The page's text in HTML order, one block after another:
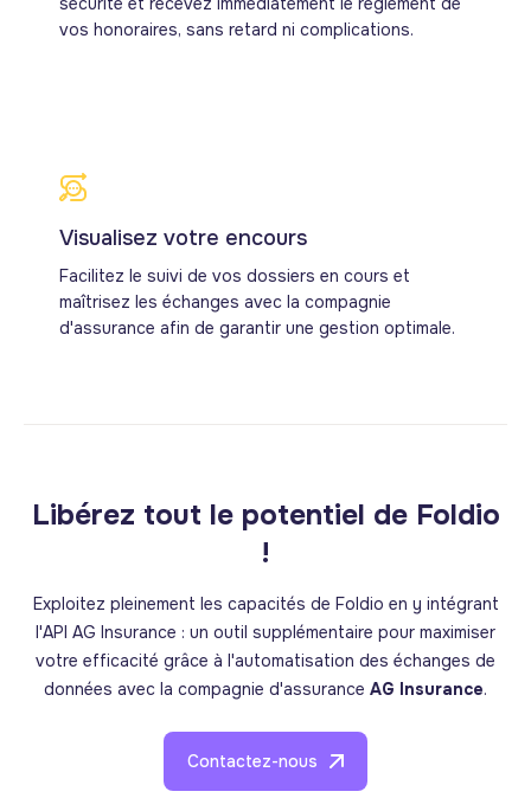
vos honoraires, sans retard ni complications.
Visualisez votre encours
Facilitez le suivi de vos dossiers en cours et
maîtrisez les échanges avec la compagnie
d'assurance afin de garantir une gestion optimale.
Libérez tout le potentiel de Foldio
!
Exploitez pleinement les capacités de Foldio en y intégrant
l'API AG Insurance : un outil supplémentaire pour maximiser
votre efficacité grâce à l'automatisation des échanges de
données avec la compagnie d'assurance AG Insurance.
Contactez-nous